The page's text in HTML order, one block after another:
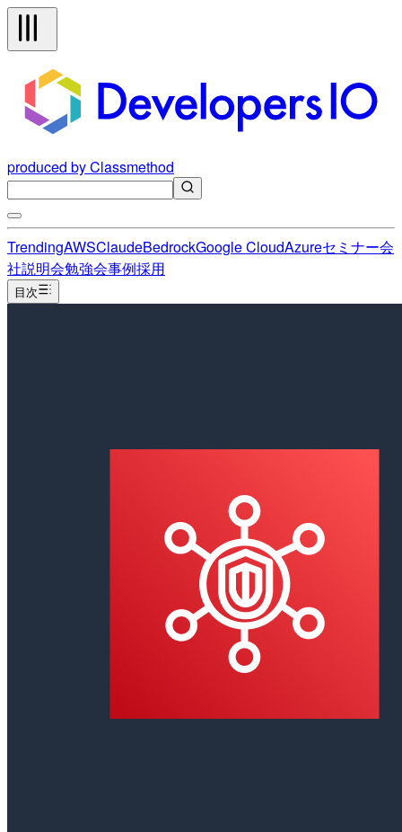
produced by Classmethod
TrendingAWSClaudeBedrockGoogle CloudAzureセミナー会
社説明会勉強会事例採用
目次